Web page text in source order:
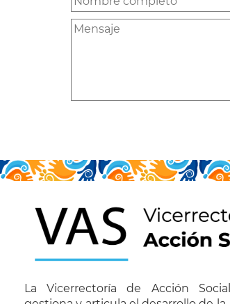
La Vicerrectoría de Acción